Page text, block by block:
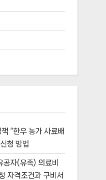
“한우 농가 사료배
청 방법
자(유족) 의료비
자격조건과 구비서